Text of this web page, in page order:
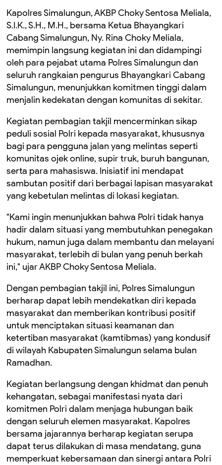
Kapolres Simalungun, AKBP Choky Sentosa Meliala,
S.I.K., S.H., M.H., bersama Ketua Bhayangkari
Cabang Simalungun, Ny. Rina Choky Meliala,
memimpin langsung kegiatan ini dan didampingi
oleh para pejabat utama Polres Simalungun dan
seluruh rangkaian pengurus Bhayangkari Cabang
Simalungun, menunjukkan komitmen tinggi dalam
menjalin kedekatan dengan komunitas di sekitar.
Kegiatan pembagian takjil mencerminkan sikap
peduli sosial Polri kepada masyarakat, khususnya
bagi para pengguna jalan yang melintas seperti
komunitas ojek online, supir truk, buruh bangunan,
serta para mahasiswa. Inisiatif ini mendapat
sambutan positif dari berbagai lapisan masyarakat
yang kebetulan melintas di lokasi kegiatan.
"Kami ingin menunjukkan bahwa Polri tidak hanya
hadir dalam situasi yang membutuhkan penegakan
hukum, namun juga dalam membantu dan melayani
masyarakat, terlebih di bulan yang penuh berkah
ini," ujar AKBP Choky Sentosa Meliala.
Dengan pembagian takjil ini, Polres Simalungun
berharap dapat lebih mendekatkan diri kepada
masyarakat dan memberikan kontribusi positif
untuk menciptakan situasi keamanan dan
ketertiban masyarakat (kamtibmas) yang kondusif
di wilayah Kabupaten Simalungun selama bulan
Ramadhan.
Kegiatan berlangsung dengan khidmat dan penuh
kehangatan, sebagai manifestasi nyata dari
komitmen Polri dalam menjaga hubungan baik
dengan seluruh elemen masyarakat. Kapolres
bersama jajarannya berharap kegiatan serupa
dapat terus dilakukan di masa mendatang, guna
memperkuat kebersamaan dan sinergi antara Polri